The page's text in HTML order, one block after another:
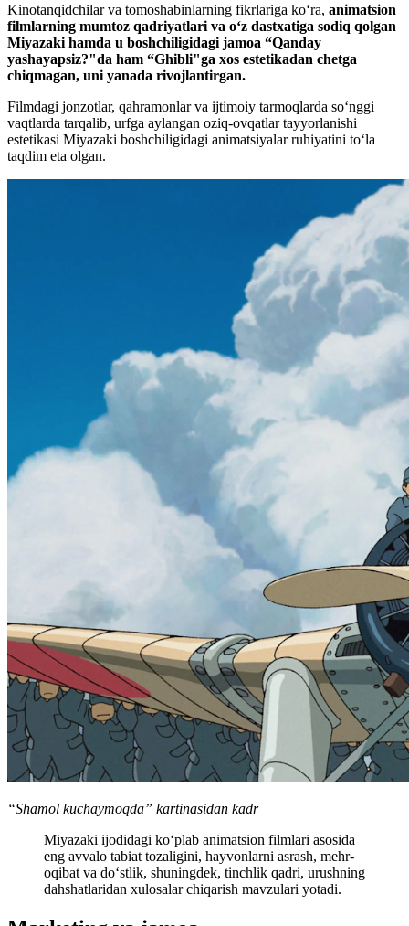
Kinotanqidchilar va tomoshabinlarning fikrlariga ko‘ra, animatsion
filmlarning mumtoz qadriyatlari va o‘z dastxatiga sodiq qolgan
Miyazaki hamda u boshchiligidagi jamoa “Qanday
yashayapsiz?"da ham “Ghibli"ga xos estetikadan chetga
chiqmagan, uni yanada rivojlantirgan.
Filmdagi jonzotlar, qahramonlar va ijtimoiy tarmoqlarda so‘nggi
vaqtlarda tarqalib, urfga aylangan oziq-ovqatlar tayyorlanishi
estetikasi Miyazaki boshchiligidagi animatsiyalar ruhiyatini to‘la
taqdim eta olgan.
“Shamol kuchaymoqda” kartinasidan kadr
Miyazaki ijodidagi ko‘plab animatsion filmlari asosida
eng avvalo tabiat tozaligini, hayvonlarni asrash, mehr-
oqibat va do‘stlik, shuningdek, tinchlik qadri, urushning
dahshatlaridan xulosalar chiqarish mavzulari yotadi.